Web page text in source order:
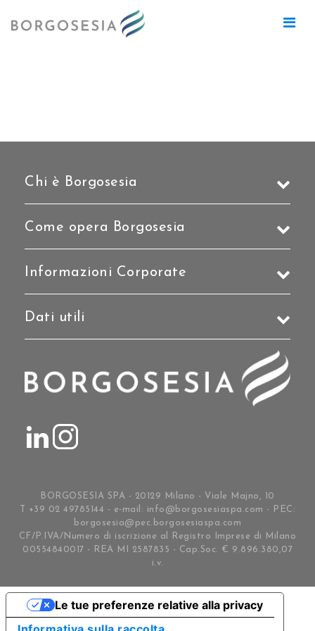
Chi è Borgosesia
Come opera Borgosesia
Informazioni Corporate
Dati utili
BORGOSESIA SPA - 20129 Milano - Viale Majno, 10
T +39 02 49785144 - e-mail: info@borgosesiaspa.com - PEC:
borgosesia@pec.borgosesiaspa.com
CF/P.IVA/Numero di iscrizione al Registro Imprese di Milano
00554840017 - REA MI 2587835 - Cap.Soc. € 9.896.380,07
i.v.
Le tue preferenze relative alla privacy